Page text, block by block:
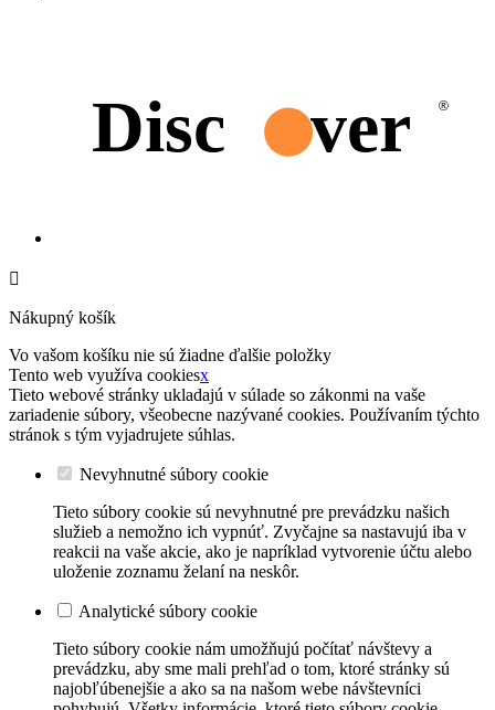
Disc ver ®

Nákupný košík
Vo vašom košíku nie sú žiadne ďalšie položky
Tento web využíva cookiesx
Tieto webové stránky ukladajú v súlade so zákonmi na vaše
zariadenie súbory, všeobecne nazývané cookies. Používaním týchto
stránok s tým vyjadrujete súhlas.
Nevyhnutné súbory cookie
Tieto súbory cookie sú nevyhnutné pre prevádzku našich
služieb a nemožno ich vypnúť. Zvyčajne sa nastavujú iba v
reakcii na vaše akcie, ako je napríklad vytvorenie účtu alebo
uloženie zoznamu želaní na neskôr.
Analytické súbory cookie
Tieto súbory cookie nám umožňujú počítať návštevy a
prevádzku, aby sme mali prehľad o tom, ktoré stránky sú
najobľúbenejšie a ako sa na našom webe návštevníci